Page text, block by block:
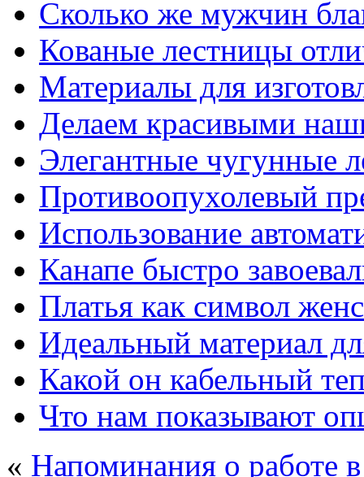
Сколько же мужчин
Кованые лестницы
Материалы для
Делаем красивыми
Элегантные чугунные
Противоопухолевый
Использование
Канапе быстро
Платья как символ
Идеальный материал
Какой он кабельный
Что нам показывают
« Напоминания о работе